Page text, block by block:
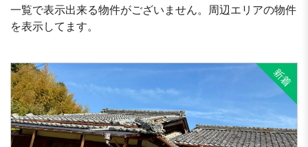
一覧で表示出来る物件がございません。周辺エリアの物件
を表示してます。